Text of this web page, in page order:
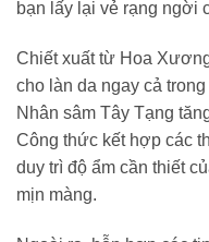
bạn lấy lại vẻ rạng ngời
Chiết xuất từ Hoa
cho làn da ngay cả
Nhân sâm Tây Tạng
Công thức kết hợp các
duy trì độ ẩm cần thiết
mịn màng.